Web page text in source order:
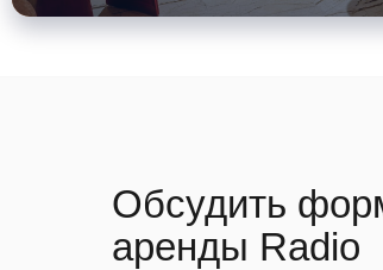
Обсудить
аренды Radio